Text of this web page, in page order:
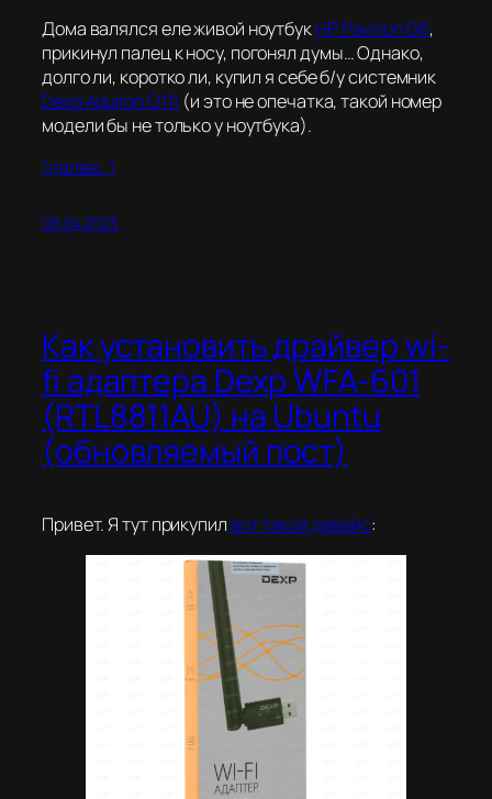
Дома валялся еле живой ноутбукHP Pavilion G6,
прикинул палецк носу, погонял думы… Однако,
долго ли, коротко ли, купил я себе б/у системник
Dexp Aquilon O111 (и это не опечатка, такой номер
модели бы не только у ноутбука).
(далее…)
09.04.2023
Как установить драйвер wi-
fi адаптера Dexp WFA-601
(RTL8811AU) на Ubuntu
(обновляемый пост)
Привет. Я тут прикупил вот такой девайс: